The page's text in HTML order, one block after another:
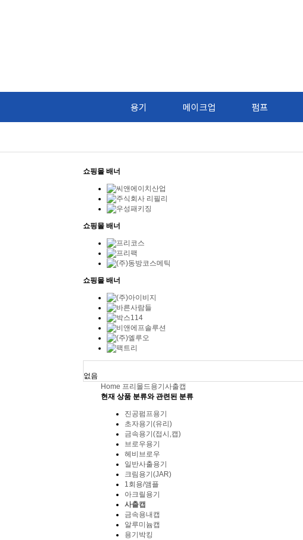
용기 메이크업 펌프
쇼핑몰 배너
쇼핑몰 배너
쇼핑몰 배너
없음
Home 프리몰드용기 사출캡
현재 상품 분류와 관련된 분류
진공펌프용기
초자용기(유리)
금속용기(접시,캡)
브로우용기
헤비브로우
일반사출용기
크림용기(JAR)
1회용/앰플
아크릴용기
사출캡
금속용내캡
알루미늄캡
용기박킹